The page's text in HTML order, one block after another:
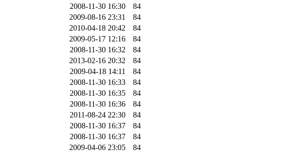
2008-11-30 16:30
84
2009-08-16 23:31
84
2010-04-18 20:42
84
2009-05-17 12:16
84
2008-11-30 16:32
84
2013-02-16 20:32
84
2009-04-18 14:11
84
2008-11-30 16:33
84
2008-11-30 16:35
84
2008-11-30 16:36
84
2011-08-24 22:30
84
2008-11-30 16:37
84
2008-11-30 16:37
84
2009-04-06 23:05
84